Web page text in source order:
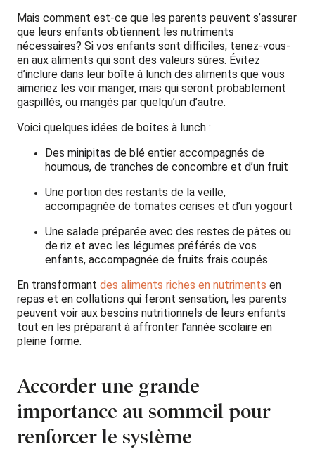
Mais comment est-ce que les parents peuvent s’assurer
que leurs enfants obtiennent les nutriments
nécessaires? Si vos enfants sont difficiles, tenez-vous-
en aux aliments qui sont des valeurs sûres. Évitez
d’inclure dans leur boîte à lunch des aliments que vous
aimeriez les voir manger, mais qui seront probablement
gaspillés, ou mangés par quelqu’un d’autre.
Voici quelques idées de boîtes à lunch :
Des minipitas de blé entier accompagnés de
houmous, de tranches de concombre et d’un fruit
Une portion des restants de la veille,
accompagnée de tomates cerises et d’un yogourt
Une salade préparée avec des restes de pâtes ou
de riz et avec les légumes préférés de vos
enfants, accompagnée de fruits frais coupés
En transformant des aliments riches en nutriments en
repas et en collations qui feront sensation, les parents
peuvent voir aux besoins nutritionnels de leurs enfants
tout en les préparant à affronter l’année scolaire en
pleine forme.
Accorder une grande
importance au sommeil pour
renforcer le système